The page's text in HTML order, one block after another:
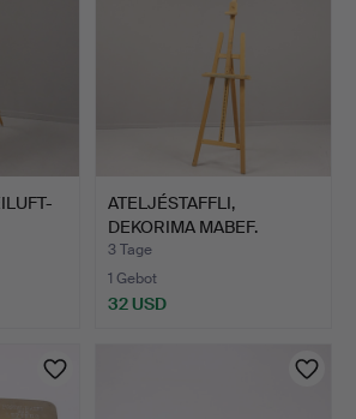
ATELJÉSTAFFLI,
DEKORIMA MABEF.
3 Tage
1 Gebot
32 USD